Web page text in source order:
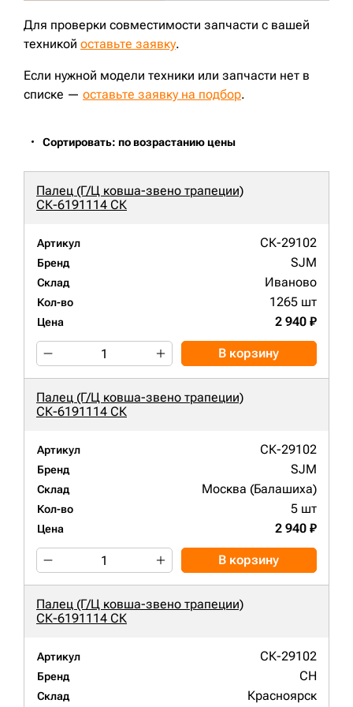
Для проверки совместимости запчасти с вашей
техникой оставьте заявку.
Если нужной модели техники или запчасти нет в
списке — оставьте заявку на подбор.
Сортировать: по возрастанию цены
Палец (Г/Ц ковша-звено трапеции)
СК-6191114 СК
Артикул СК-29102
Бренд SJM
Склад Иваново
Кол-во 1265 шт
Цена 2 940 ₽
В корзину
Палец (Г/Ц ковша-звено трапеции)
СК-6191114 СК
Артикул СК-29102
Бренд SJM
Склад Москва (Балашиха)
Кол-во 5 шт
Цена 2 940 ₽
В корзину
Палец (Г/Ц ковша-звено трапеции)
СК-6191114 СК
Артикул СК-29102
Бренд CH
Склад Красноярск